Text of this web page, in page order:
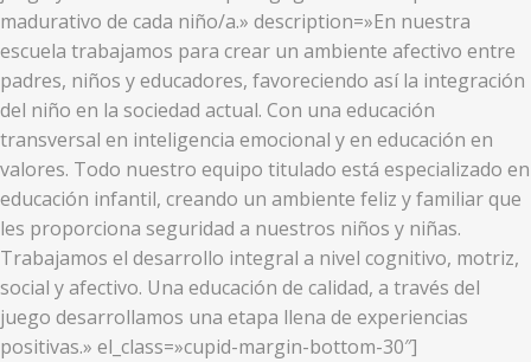
madurativo de cada niño/a.» description=»En nuestra
escuela trabajamos para crear un ambiente afectivo entre
padres, niños y educadores, favoreciendo así la integración
del niño en la sociedad actual. Con una educación
transversal en inteligencia emocional y en educación en
valores. Todo nuestro equipo titulado está especializado en
educación infantil, creando un ambiente feliz y familiar que
les proporciona seguridad a nuestros niños y niñas.
Trabajamos el desarrollo integral a nivel cognitivo, motriz,
social y afectivo. Una educación de calidad, a través del
juego desarrollamos una etapa llena de experiencias
positivas.» el_class=»cupid-margin-bottom-30″]